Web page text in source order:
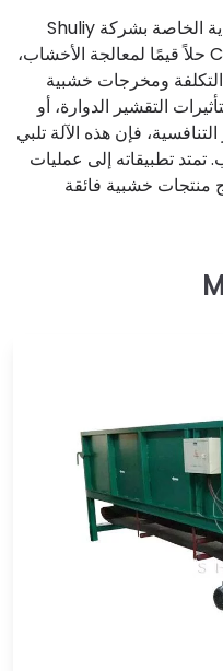
توفر آلة تقشير جذوع الأشجار العمودية الخاصة بشركة Shuliy
Charcoal and Wood Machinery حلاً قيمًا لمعالجة الأخشاب،
ومخرجات خشبية
التقشير الدوارة، أو
فإن هذه الآلة تلبي
تمتد تطبيقاته إلى عمليات
منتجات خشبية فائقة